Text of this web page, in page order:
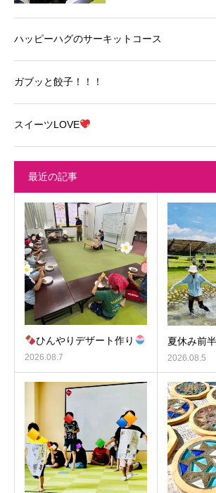
ハッピーハグのサーキットコース
ガブッと餃子！！！
スイーツLOVE
最近の記事
ひんやりデザート作り
2026.08.7
夏休み前
2026.08.5